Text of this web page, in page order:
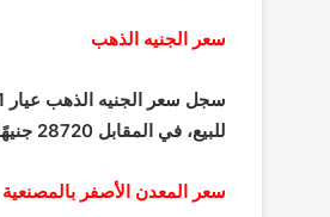
سعر الجنيه الذهب
للبيع، في المقابل 28720 جنيهًا للشراء.
سعر المعدن الأصفر بالمصنعية